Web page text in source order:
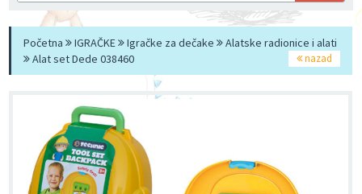
Početna IGRAČKE Igračke za dečake
Alatske radionice i alati
Alat set Dede 038460
nazad